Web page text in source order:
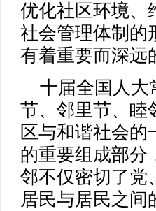
优化社区环境、
社会管理体制的
有着重要而深远
十届全国人大
节、邻里节、睦
区与和谐社会
的重要组成部分
邻不仅密切了党
居民与居民之间